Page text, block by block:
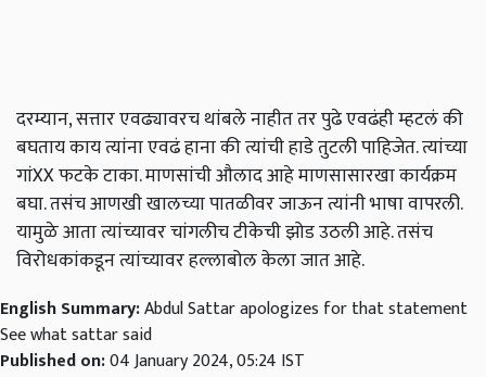
दरम्यान, सत्तार एवढ्यावरच थांबले नाहीत तर पुढे एवढंही म्हटलं की
बघताय काय त्यांना एवढं हाना की त्यांची हाडे तुटली पाहिजेत. त्यांच्या
गांXX फटके टाका. माणसांची औलाद आहे माणसासारखा कार्यक्रम
बघा. तसंच आणखी खालच्या पातळीवर जाऊन त्यांनी भाषा वापरली.
यामुळे आता त्यांच्यावर चांगलीच टीकेची झोड उठली आहे. तसंच
विरोधकांकडून त्यांच्यावर हल्लाबोल केला जात आहे.
English Summary:Abdul Sattar apologizes for that statement
See what sattar said
Published on:04 January 2024, 05:24 IST